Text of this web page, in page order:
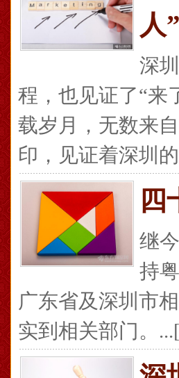
人
深
程，也见证了“来
载岁月，无数来
印，见证着深圳
四
继
持
广东省及深圳市
实到相关部门。...[